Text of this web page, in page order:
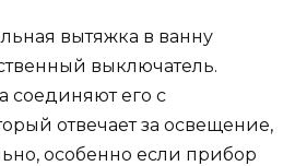
вытяжка в ванну
выключатель.
соединяют его с
отвечает за освещение,
особенно если прибор